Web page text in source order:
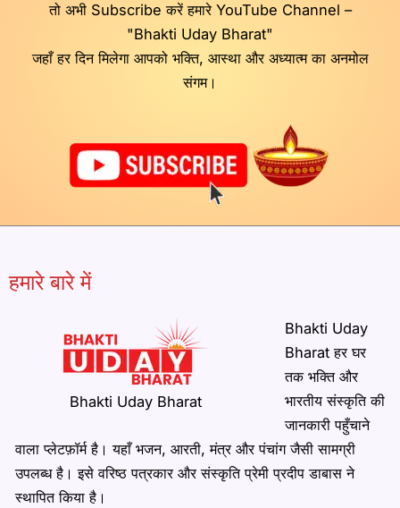
तो अभी Subscribe करें हमारे YouTube Channel –
"Bhakti Uday Bharat"
जहाँ हर दिन मिलेगा आपको भक्ति, आस्था और अध्यात्म का अनमोल
संगम।
हमारे बारे में
Bhakti Uday Bharat
Bhakti Uday
Bharat हर घर
तक भक्ति और
भारतीय संस्कृति की
जानकारी पहुँचाने
वाला प्लेटफ़ॉर्म है। यहाँ भजन, आरती, मंत्र और पंचांग जैसी सामग्री
उपलब्ध है। इसे वरिष्ठ पत्रकार और संस्कृति प्रेमी प्रदीप डाबास ने
स्थापित किया है।